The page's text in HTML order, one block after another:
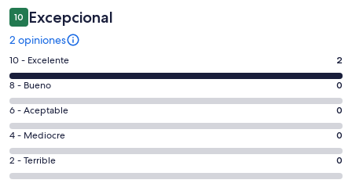
10 Excepcional
2 opiniones
Evaluación:
10
-
Excelente.
2
de
2
opiniones
10 - Excelente 2
Evaluación:
8
-
Bueno.
0
de
8 - Bueno 0
Evaluación:
6
-
Aceptable.
0
6 - Aceptable 0
Evaluación:
4
-
4 - Mediocre 0
Evaluación:
2
2 - Terrible 0